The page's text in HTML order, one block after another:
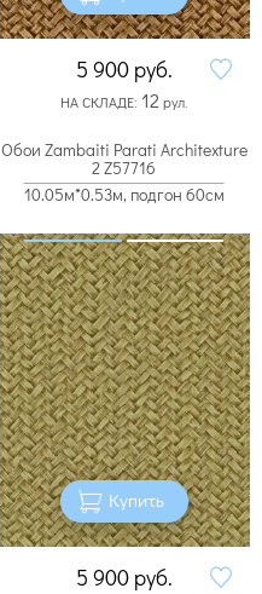
5 900 руб.
НА СКЛАДЕ: 12 рул.
Обои Zambaiti Parati Architexture
2 Z57716
10.05м*0.53м, подгон 60см
Купить
5 900 руб.